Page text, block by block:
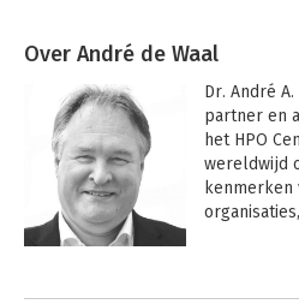
Over André de Waal
Dr. André
partner en
het HPO
wereldwijd
kenmerken